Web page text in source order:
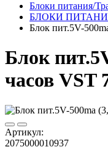
Блоки питания/
БЛОКИ
Блок пит.5V-
Блок
часов VST
Артикул:
2075000010937